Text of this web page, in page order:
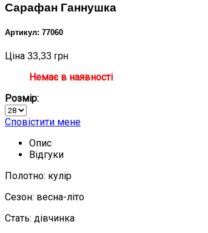
Сарафан Ганнушка
Артикул: 77060
Ціна 33,33 грн
Немає в наявності
Розмір:
Сповістити мене
Опис
Відгуки
Полотно: кулір
Сезон: весна-літо
Стать: дівчинка